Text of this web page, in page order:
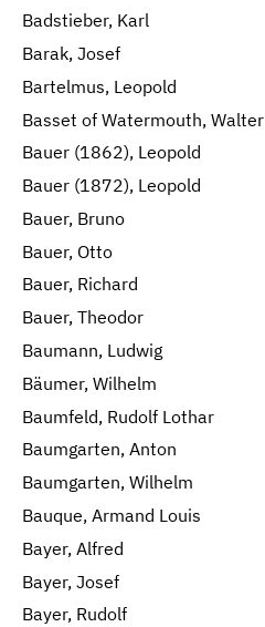
Badstieber, Karl
Barak, Josef
Bartelmus, Leopold
Basset of Watermouth, Walter
Bauer (1862), Leopold
Bauer (1872), Leopold
Bauer, Bruno
Bauer, Otto
Bauer, Richard
Bauer, Theodor
Baumann, Ludwig
Bäumer, Wilhelm
Baumfeld, Rudolf Lothar
Baumgarten, Anton
Baumgarten, Wilhelm
Bauque, Armand Louis
Bayer, Alfred
Bayer, Josef
Bayer, Rudolf